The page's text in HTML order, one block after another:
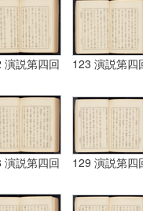
演説第四回 123 演説第四
演説第四回 129 演説第四